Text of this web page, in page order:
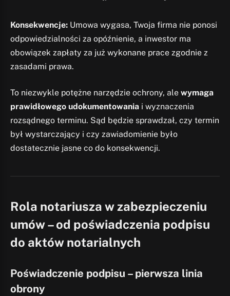
Konsekwencje: Umowa wygasa, Twoja firma nie ponosi
odpowiedzialności za opóźnienie, a inwestor ma
obowiązek zapłaty za już wykonane prace zgodnie z
zasadami prawa.
To niezwykle potężne narzędzie ochrony, ale wymaga
prawidłowego udokumentowania i wyznaczenia
rozsądnego terminu. Sąd będzie sprawdzał, czy termin
był wystarczający i czy zawiadomienie było
dostatecznie jasne co do konsekwencji.
Rola notariusza w zabezpieczeniu
umów – od poświadczenia podpisu
do aktów notarialnych
Poświadczenie podpisu – pierwsza linia
obrony